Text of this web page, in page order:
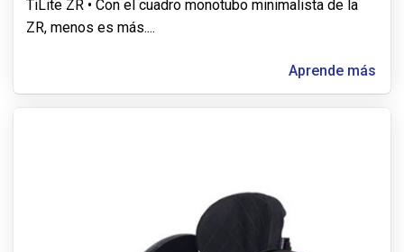
TiLite ZR • Con el cuadro monotubo minimalista de la
ZR, menos es más....
Aprende más